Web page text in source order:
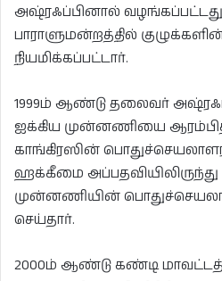
அஷ்ரஃப்பினால்
பாராளுமன்றத்தில்
நியமிக்கப்பட்டார்.
1999ம் ஆண்டு தலைவர்
ஐக்கிய முன்னணியை
காங்கிரஸின்
ஹக்கீமை அப்பதவியிலிருந்து
முன்னணியின்
செய்தார்.
2000ம் ஆண்டு கண்டி